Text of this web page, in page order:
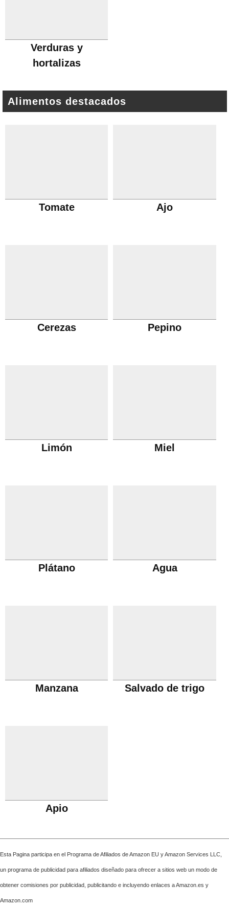
Verduras y
hortalizas
Alimentos destacados
Tomate Ajo
Cerezas Pepino
Limón Miel
Plátano Agua
Manzana Salvado de trigo
Apio
Esta Pagina participa en el Programa de Afiliados de Amazon EU y Amazon Services LLC,
un programa de publicidad para afiliados diseñado para ofrecer a sitios web un modo de
obtener comisiones por publicidad, publicitando e incluyendo enlaces a Amazon.es y
Amazon.com